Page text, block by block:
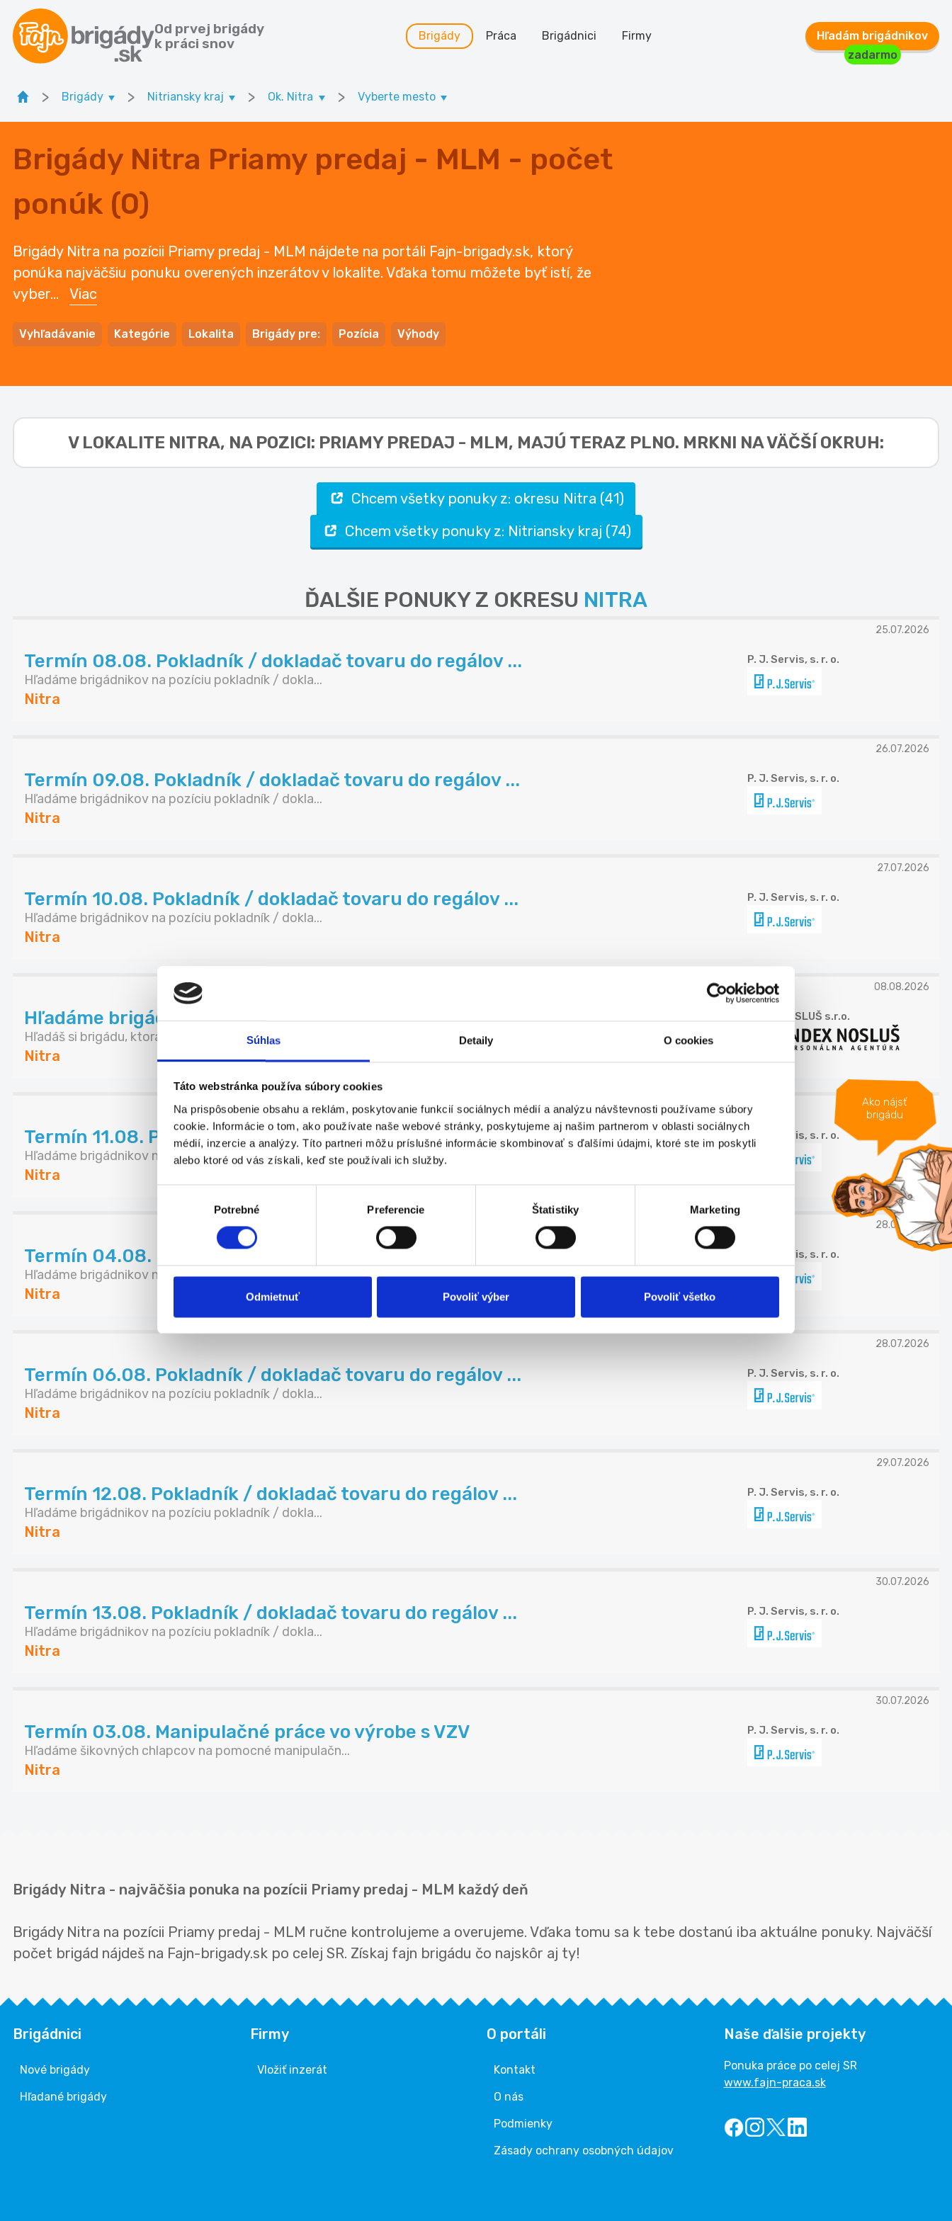
Súhlas Detaily O cookies
Táto webstránka používa súbory cookies
Na prispôsobenie obsahu a reklám, poskytovanie funkcií sociálnych médií a analýzu návštevnosti používame súbory
cookie. Informácie o tom, ako používate naše webové stránky, poskytujeme aj našim partnerom v oblasti sociálnych
médií, inzercie a analýzy. Títo partneri môžu príslušné informácie skombinovať s ďalšími údajmi, ktoré ste im poskytli
alebo ktoré od vás získali, keď ste používali ich služby.
Potrebné Preferencie Štatistiky Marketing
Odmietnuť Povoliť výber Povoliť všetko
Od prvej brigády
k práci snov
Brigády Práca Brigádnici Firmy
Hľadám brigádnikov
zadarmo
Ako nájsť
brigádu
> Brigády > Nitriansky kraj > Ok. Nitra > Vyberte mesto
Brigády Nitra Priamy predaj - MLM - počet
ponúk (0)
Brigády Nitra na pozícii Priamy predaj - MLM nájdete na portáli Fajn-brigady.sk, ktorý
ponúka najväčšiu ponuku overených inzerátov v lokalite. Vďaka tomu môžete byť istí, že
vyber... Viac
Vyhľadávanie Kategórie Lokalita Brigády pre: Pozícia Výhody
V LOKALITE NITRA, NA POZICI: PRIAMY PREDAJ - MLM, MAJÚ TERAZ PLNO. MRKNI NA VÄČŠÍ OKRUH:
Chcem všetky ponuky z: okresu Nitra (41)
Chcem všetky ponuky z: Nitriansky kraj (74)
ĎALŠIE PONUKY Z OKRESU NITRA
25.07.2026
Termín 08.08. Pokladník / dokladač tovaru do regálov ...
Hľadáme brigádnikov na pozíciu pokladník / dokla...
Nitra
P. J. Servis, s. r. o.
26.07.2026
Termín 09.08. Pokladník / dokladač tovaru do regálov ...
Hľadáme brigádnikov na pozíciu pokladník / dokla...
Nitra
P. J. Servis, s. r. o.
27.07.2026
Termín 10.08. Pokladník / dokladač tovaru do regálov ...
Hľadáme brigádnikov na pozíciu pokladník / dokla...
Nitra
P. J. Servis, s. r. o.
08.08.2026
Hľadáme brigádnika na pokladňu s rýchlymi prstami a ú...
Hľadáš si brigádu, ktorá ťa bude baviť? Máš rád ...
Nitra
INDEX NOSLUŠ s.r.o.
28.07.2026
Termín 11.08. Pokladník / dokladač tovaru do regálov ...
Hľadáme brigádnikov na pozíciu pokladník / dokla...
Nitra
P. J. Servis, s. r. o.
28.07.2026
Termín 04.08. Pokladník / dokladač tovaru do regálov ...
Hľadáme brigádnikov na pozíciu pokladník / dokla...
Nitra
P. J. Servis, s. r. o.
28.07.2026
Termín 06.08. Pokladník / dokladač tovaru do regálov ...
Hľadáme brigádnikov na pozíciu pokladník / dokla...
Nitra
P. J. Servis, s. r. o.
29.07.2026
Termín 12.08. Pokladník / dokladač tovaru do regálov ...
Hľadáme brigádnikov na pozíciu pokladník / dokla...
Nitra
P. J. Servis, s. r. o.
30.07.2026
Termín 13.08. Pokladník / dokladač tovaru do regálov ...
Hľadáme brigádnikov na pozíciu pokladník / dokla...
Nitra
P. J. Servis, s. r. o.
30.07.2026
Termín 03.08. Manipulačné práce vo výrobe s VZV
Hľadáme šikovných chlapcov na pomocné manipulačn...
Nitra
P. J. Servis, s. r. o.
Brigády Nitra - najväčšia ponuka na pozícii Priamy predaj - MLM každý deň
Brigády Nitra na pozícii Priamy predaj - MLM ručne kontrolujeme a overujeme. Vďaka tomu sa k tebe dostanú iba aktuálne ponuky. Najväčší
počet brigád nájdeš na Fajn-brigady.sk po celej SR. Získaj fajn brigádu čo najskôr aj ty!
Brigádnici
Nové brigády
Hľadané brigády
Firmy
Vložiť inzerát
O portáli
Kontakt
O nás
Podmienky
Zásady ochrany osobných údajov
Naše ďalšie projekty
Ponuka práce po celej SR
www.fajn-praca.sk